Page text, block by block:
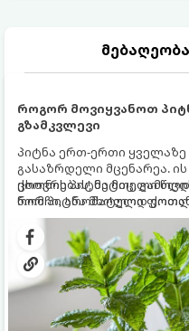
როგორ მოვიყვანოთ
გზამკვლევი
პიტნა ერთ-ერთი
გასაზრდელი მცენარეა.
ცხოვრებას, მეტიც,
რომ პიტნა მხოლოდ
გრუნტში (ბაღში)
სწრაფად ვრცელდება და
ქოთნის პიტნა მთელი
ნორჩი, არომატული
კერძებისთვის.